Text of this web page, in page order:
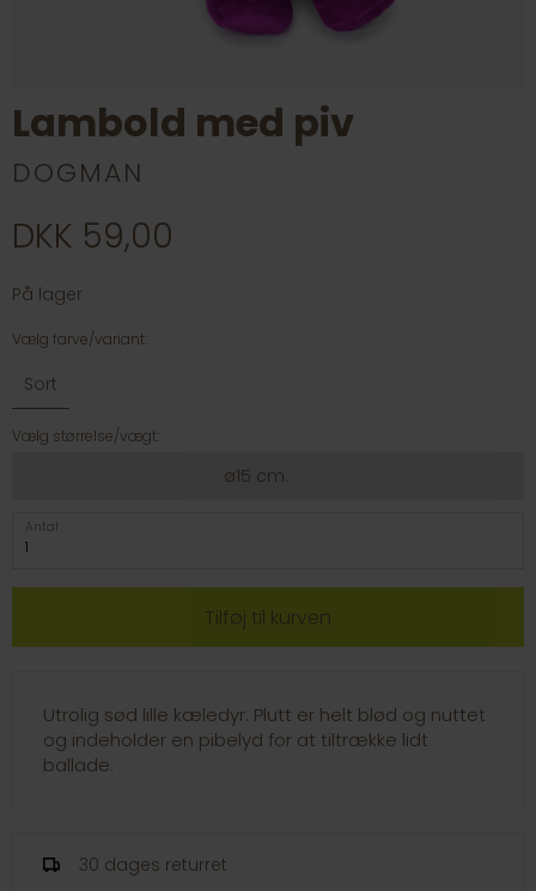
Lambold med piv
DOGMAN
DKK 59,00
På lager
Vælg farve/variant:
Sort
Vælg størrelse/vægt:
ø15 cm.
Antal
Utrolig sød lille kæledyr. Plutt er helt blød og nuttet
og indeholder en pibelyd for at tiltrække lidt
ballade.
30 dages returret